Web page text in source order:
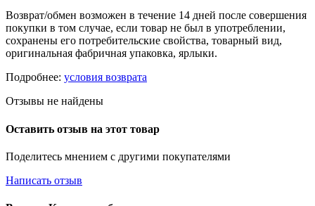
Возврат/обмен возможен в течение 14 дней после совершения
покупки в том случае, если товар не был в употреблении,
сохранены его потребительские свойства, товарный вид,
оригинальная фабричная упаковка, ярлыки.
Подробнее: условия возврата
Отзывы не найдены
Оставить отзыв на этот товар
Поделитесь мнением с другими покупателями
Написать отзыв